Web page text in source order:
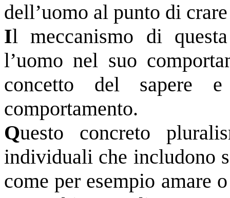
dell’uomo al punto di
Il meccanismo di
l’uomo nel suo
concetto del sapere
comportamento.
Questo concreto
individuali che includono
come per esempio amare